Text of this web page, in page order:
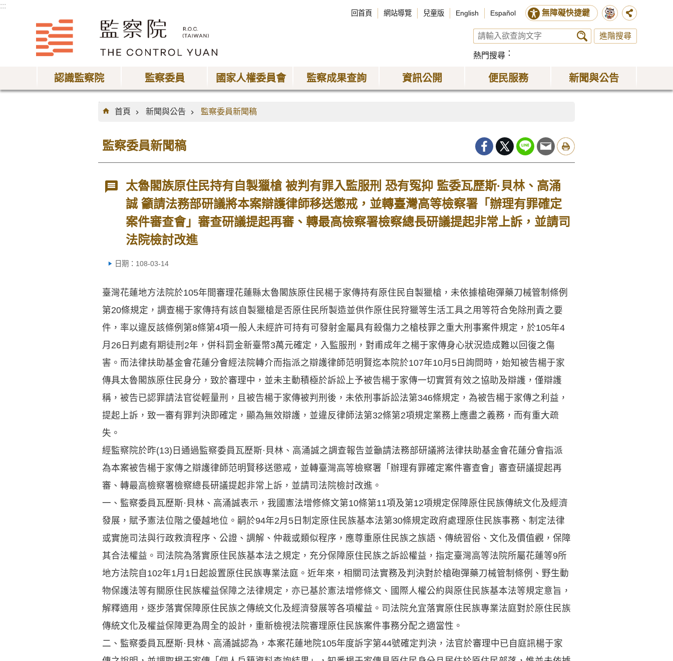
:::
回首頁 網站導覽 兒童版 English Español 無障礙快捷鍵
進階搜尋
熱門搜尋
認識監察院 監察委員 國家人權委員會 監察成果查詢 資訊公開 便民服務 新聞與公告
:::
首頁
新聞與公告 監察委員新聞稿
監察委員新聞稿
太魯閣族原住民持有自製獵槍 被判有罪入監服刑 恐有冤抑 監委瓦歷斯·貝林、高涌
誠 籲請法務部研議將本案辯護律師移送懲戒，並轉臺灣高等檢察署「辦理有罪確定
案件審查會」審查研議提起再審、轉最高檢察署檢察總長研議提起非常上訴，並請司
法院檢討改進
日期：108-03-14
臺灣花蓮地方法院於105年間審理花蓮縣太魯閣族原住民楊于家傳持有原住民自製獵槍，未依據槍砲彈藥刀械管制條例
第20條規定，調查楊于家傳持有該自製獵槍是否原住民所製造並供作原住民狩獵等生活工具之用等符合免除刑責之要
件，率以違反該條例第8條第4項一般人未經許可持有可發射金屬具有殺傷力之槍枝罪之重大刑事案件規定，於105年4
月26日判處有期徒刑2年，併科罰金新臺幣3萬元確定，入監服刑，對甫成年之楊于家傳身心狀況造成難以回復之傷
害。而法律扶助基金會花蓮分會經法院轉介而指派之辯護律師范明賢迄本院於107年10月5日詢問時，始知被告楊于家
傳具太魯閣族原住民身分，致於審理中，並未主動積極於訴訟上予被告楊于家傳一切實質有效之協助及辯護，僅辯護
稱，被告已認罪請法官從輕量刑，且被告楊于家傳被判刑後，未依刑事訴訟法第346條規定，為被告楊于家傳之利益，
提起上訴，致一審有罪判決即確定，顯為無效辯護，並違反律師法第32條第2項規定業務上應盡之義務，而有重大疏
失。
經監察院於昨(13)日通過監察委員瓦歷斯·貝林、高涌誠之調查報告並籲請法務部研議將法律扶助基金會花蓮分會指派
為本案被告楊于家傳之辯護律師范明賢移送懲戒，並轉臺灣高等檢察署「辦理有罪確定案件審查會」審查研議提起再
審、轉最高檢察署檢察總長研議提起非常上訴，並請司法院檢討改進。
一、監察委員瓦歷斯·貝林、高涌誠表示，我國憲法增修條文第10條第11項及第12項規定保障原住民族傳統文化及經濟
發展，賦予憲法位階之優越地位。嗣於94年2月5日制定原住民族基本法第30條規定政府處理原住民族事務、制定法律
或實施司法與行政救濟程序、公證、調解、仲裁或類似程序，應尊重原住民族之族語、傳統習俗、文化及價值觀，保障
其合法權益。司法院為落實原住民族基本法之規定，充分保障原住民族之訴訟權益，指定臺灣高等法院所屬花蓮等9所
地方法院自102年1月1日起設置原住民族專業法庭。近年來，相關司法實務及判決對於槍砲彈藥刀械管制條例、野生動
物保護法等有關原住民族權益保障之法律規定，亦已基於憲法增修條文、國際人權公約與原住民族基本法等規定意旨，
解釋適用，逐步落實保障原住民族之傳統文化及經濟發展等各項權益。司法院允宜落實原住民族專業法庭對於原住民族
傳統文化及權益保障更為周全的設計，重新檢視法院審理原住民族案件事務分配之適當性。
二、監察委員瓦歷斯·貝林、高涌誠認為，本案花蓮地院105年度訴字第44號確定判決，法官於審理中已自庭訊楊于家